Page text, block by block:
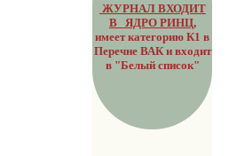
ЖУРНАЛ ВХОДИТ
В ЯДРО РИНЦ,
имеет категорию К1 в
Перечне ВАК и входит
в "Белый список"